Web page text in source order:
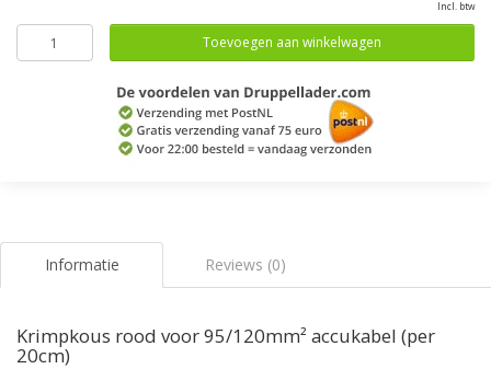
Incl. btw
Toevoegen aan winkelwagen
Informatie Reviews (0)
Krimpkous rood voor 95/120mm² accukabel (per
20cm)